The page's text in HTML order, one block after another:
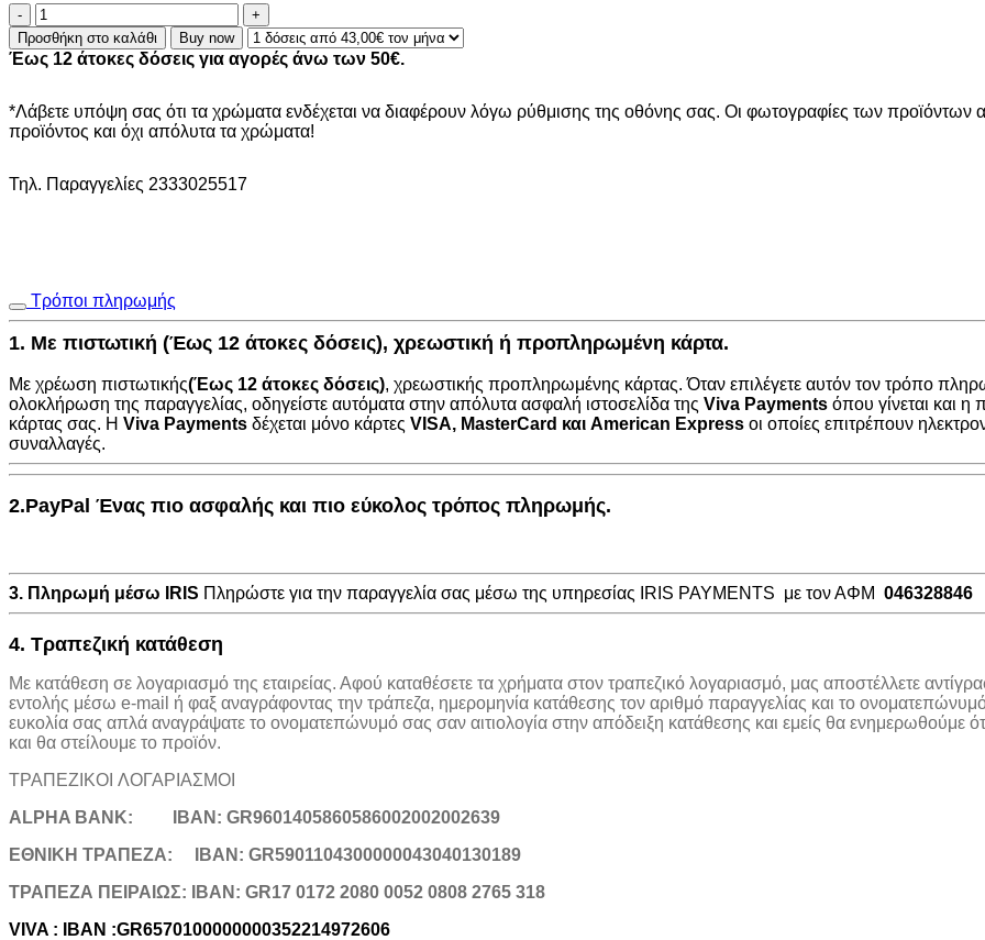
Χαλί
Avanos
8863
DENIM
160
x
ποσότητα
Προσθήκη στο καλάθι Buy now
Έως 12 άτοκες δόσεις για αγορές άνω των 50€.
*Λάβετε υπόψη σας ότι τα χρώματα ενδέχεται να διαφέρουν λόγω ρύθμισης της οθόνης σας. Οι φωτογραφίες των προϊόντων
προϊόντος και όχι απόλυτα τα χρώματα!
Τηλ. Παραγγελίες 2333025517
Τρόποι πληρωμής
1. Με πιστωτική (Έως 12 άτοκες δόσεις), χρεωστική ή προπληρωμένη κάρτα.
Με χρέωση πιστωτικής(Έως 12 άτοκες δόσεις), χρεωστικής προπληρωμένης κάρτας. Όταν επιλέγετε αυτόν τον τρόπο
ολοκλήρωση της παραγγελίας, οδηγείστε αυτόματα στην απόλυτα ασφαλή ιστοσελίδα της Viva Payments όπου γίνεται και
κάρτας σας. Η Viva Payments δέχεται μόνο κάρτες VISA, MasterCard και American Express οι οποίες επιτρέπουν
συναλλαγές.
2.PayPal Ένας πιο ασφαλής και πιο εύκολος τρόπος πληρωμής.
3. Πληρωμή μέσω IRIS Πληρώστε για την παραγγελία σας μέσω της υπηρεσίας IRIS PAYMENTS με τον ΑΦΜ 046328846
4. Τραπεζική κατάθεση
Με κατάθεση σε λογαριασμό της εταιρείας. Αφού καταθέσετε τα χρήματα στον τραπεζικό λογαριασμό, μας αποστέλλετε
εντολής μέσω e-mail ή φαξ αναγράφοντας την τράπεζα, ημερομηνία κατάθεσης τον αριθμό παραγγελίας και το
ευκολία σας απλά αναγράψατε το ονοματεπώνυμό σας σαν αιτιολογία στην απόδειξη κατάθεσης και εμείς θα ενημερωθούμε
και θα στείλουμε το προϊόν.
ΤΡΑΠΕΖΙΚOI ΛΟΓΑΡΙΑΣΜΟΙ
ALPHA BANK:
IBAN: GR9601405860586002002002639
ΕΘΝΙΚΗ ΤΡΑΠΕΖΑ:
IBAN: GR5901104300000043040130189
TΡΑΠΕΖΑ ΠΕΙΡΑΙΩΣ: IBAN: GR17 0172 2080 0052 0808 2765 318
VIVA : IBAN :GR6570100000000352214972606